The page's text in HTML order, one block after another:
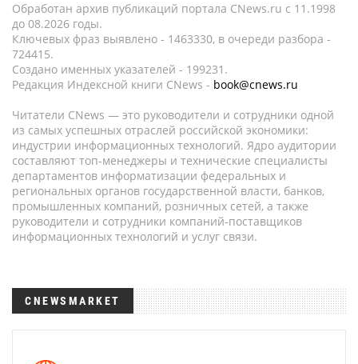
Обработан архив публикаций портала CNews.ru c 11.1998
до 08.2026 годы.
Ключевых фраз выявлено - 1463330, в очереди разбора -
724415.
Создано именных указателей - 199231.
Редакция Индексной книги CNews - book@cnews.ru
Читатели CNews — это руководители и сотрудники одной
из самых успешных отраслей российской экономики:
индустрии информационных технологий. Ядро аудитории
составляют топ-менеджеры и технические специалисты
департаментов информатизации федеральных и
региональных органов государственной власти, банков,
промышленных компаний, розничных сетей, а также
руководители и сотрудники компаний-поставщиков
информационных технологий и услуг связи.
CNEWSMARKET